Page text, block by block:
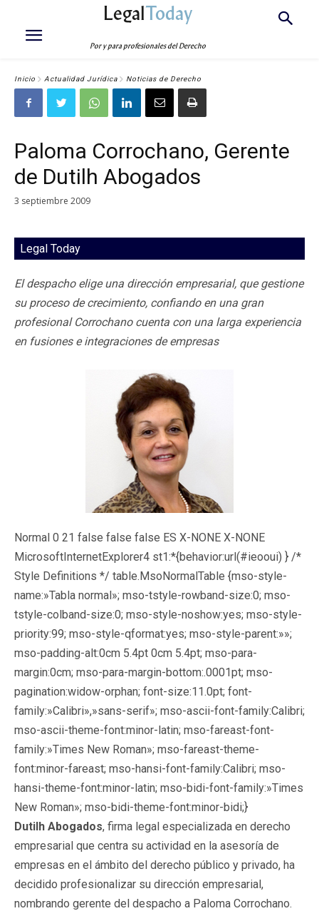
LegalToday
Por y para profesionales del Derecho
Inicio Actualidad Jurídica Noticias de Derecho
Paloma Corrochano, Gerente
de Dutilh Abogados
3 septiembre 2009
Legal Today
El despacho elige una dirección empresarial, que gestione
su proceso de crecimiento, confiando en una gran
profesional Corrochano cuenta con una larga experiencia
en fusiones e integraciones de empresas
Normal 0 21 false false false ES X-NONE X-NONE
MicrosoftInternetExplorer4 st1:*{behavior:url(#ieooui) } /*
Style Definitions */ table.MsoNormalTable {mso-style-
name:»Tabla normal»; mso-tstyle-rowband-size:0; mso-
tstyle-colband-size:0; mso-style-noshow:yes; mso-style-
priority:99; mso-style-qformat:yes; mso-style-parent:»»;
mso-padding-alt:0cm 5.4pt 0cm 5.4pt; mso-para-
margin:0cm; mso-para-margin-bottom:.0001pt; mso-
pagination:widow-orphan; font-size:11.0pt; font-
family:»Calibri»,»sans-serif»; mso-ascii-font-family:Calibri;
mso-ascii-theme-font:minor-latin; mso-fareast-font-
family:»Times New Roman»; mso-fareast-theme-
font:minor-fareast; mso-hansi-font-family:Calibri; mso-
hansi-theme-font:minor-latin; mso-bidi-font-family:»Times
New Roman»; mso-bidi-theme-font:minor-bidi;}
Dutilh Abogados, firma legal especializada en derecho
empresarial que centra su actividad en la asesoría de
empresas en el ámbito del derecho público y privado, ha
decidido profesionalizar su dirección empresarial,
nombrando gerente del despacho a Paloma Corrochano.